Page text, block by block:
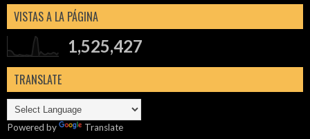
VISTAS A LA PÁGINA
1,525,427
TRANSLATE
Powered by Translate